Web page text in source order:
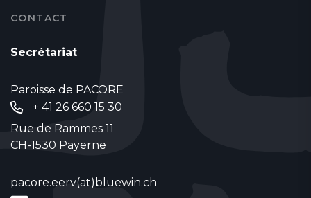
CONTACT
Secrétariat
Paroisse de PACORE
+ 41 26 660 15 30
Rue de Rammes 11
CH-1530 Payerne
pacore.eerv(at)bluewin.ch